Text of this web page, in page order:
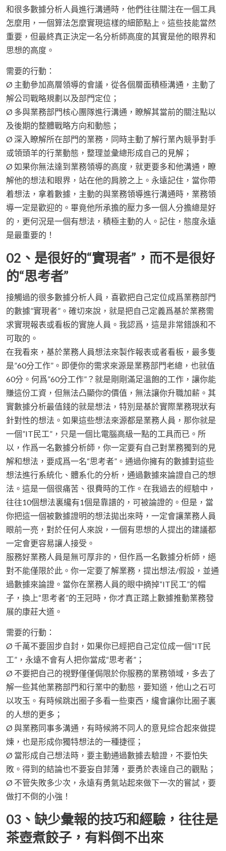
和很多數據分析人員進行溝通時，他們往往關注在一個工具
怎麼用，一個算法怎麼實現這樣的細節點上。這些技能當然
重要，但最終真正決定一名分析師高度的其實是他的眼界和
思想的高度。
需要的行動：
Ø 主動參加高層領導的會議，從各個層面積極溝通，主動了
解公司戰略規劃以及部門定位；
Ø 多與業務部門核心團隊進行溝通，瞭解其當前的關注點以
及後期的整體戰略方向和動態；
Ø 深入瞭解所在部門的業務，同時主動了解行業內競爭對手
或領頭羊的行業動態，整理並彙總形成自己的見解；
Ø 如果你無法達到業務領導的高度，就更要多和他溝通，瞭
解他的想法和眼界，站在他的肩膀之上。永遠記住，當你帶
着想法，拿着數據，主動的與業務領導進行溝通時，業務領
導一定是歡迎的。畢竟他所承擔的壓力多一個人分擔總是好
的，更何況是一個有想法，積極主動的人。記住，態度永遠
是最重要的！
02、是很好的“實現者”，而不是很好
的“思考者”
接觸過的很多數據分析人員，喜歡把自己定位成爲業務部門
的數據”實現者”。確切來說，就是把自己定義爲基於業務需
求實現報表或看板的實施人員。我認爲，這是非常錯誤和不
可取的。
在我看來，基於業務人員想法來製作報表或者看板，最多隻
是”60分工作”。即便你的需求來源是業務部門老總，也就值
60分。何爲”60分工作”？就是剛剛滿足溫飽的工作，讓你能
賺這份工資，但無法凸顯你的價值，無法讓你升職加薪。其
實數據分析最值錢的就是想法，特別是基於實際業務現狀有
針對性的想法。如果這些想法來源都是業務人員，那你就是
一個”IT民工”，只是一個比電腦高級一點的工具而已。所
以，作爲一名數據分析師，你一定要有自己對業務獨到的見
解和想法，要成爲一名“思考者”。通過你擁有的數據對這些
想法進行系統化、體系化的分析，通過數據來論證自己的想
法。這是一個很痛苦、很費時的工作。在我過去的經驗中，
往往10個想法裏纔有1個是靠譜的，可被論證的。但是，當
你把這一個被數據證明的想法拋出來時，一定會讓業務人員
眼前一亮，對於任何人來說，一個有思想的人提出的建議都
一定會更容易讓人接受。
服務好業務人員是無可厚非的，但作爲一名數據分析師，絕
對不能僅限於此。你一定要了解業務，提出想法/假設，並通
過數據來論證。當你在業務人員的眼中摘掉“IT民工”的帽
子，換上“思考者”的王冠時，你才真正踏上數據推動業務發
展的康莊大道。
需要的行動：
Ø 千萬不要固步自封，如果你已經把自己定位成一個“IT民
工”，永遠不會有人把你當成“思考者”；
Ø 不要把自己的視野僅僅侷限於你服務的業務領域，多去了
解一些其他業務部門和行業中的動態，要知道，他山之石可
以攻玉。有時候跳出圈子多看一些東西，纔會讓你比圈子裏
的人想的更多；
Ø 與業務同事多溝通，有時候將不同人的意見綜合起來做提
煉，也是形成你獨特想法的一種捷徑；
Ø 當形成自己想法時，要主動通過數據去驗證，不要怕失
敗。得到的結論也不要妄自菲薄，要勇於表達自己的觀點；
Ø 不管失敗多少次，永遠有勇氣站起來做下一次的嘗試，要
做打不倒的小強！
03、缺少彙報的技巧和經驗，往往是
茶壺煮餃子，有料倒不出來